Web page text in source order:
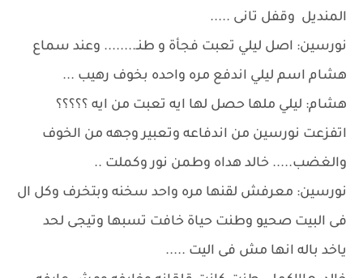
المنديل وقفل تانى .....
نورسين: اصل ليلي تعبت فجأة و طنـ........ وعند سماع
هشام اسم ليلي اندفع مره واحده بخوف رهيب ...
هشام: ليلي ملها حصل لها ايه تعبت من ايه ؟؟؟؟؟
اتفزعت نورسين من اندفاعه وتعبير وجهه من الخوف
والغضب..... خالد هداه وطمن نور وكملت ..
نورسين: معرفش لقنها مره واحد سخنه وبتخرف وكل ال
فى البيت صحيو وطنت حياة خافت تسبها وتيجى لحد
ياخد باله انها مش فى اليت .....